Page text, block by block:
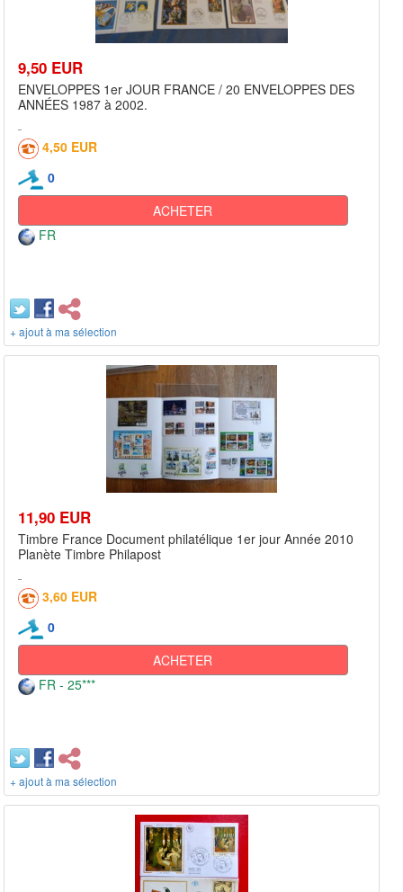
9,50 EUR
ENVELOPPES 1er JOUR FRANCE / 20 ENVELOPPES DES
ANNÉES 1987 à 2002.
4,50 EUR
0
ACHETER
FR
+ ajout à ma sélection
11,90 EUR
Timbre France Document philatélique 1er jour Année 2010
Planète Timbre Philapost
3,60 EUR
0
ACHETER
FR - 25***
+ ajout à ma sélection